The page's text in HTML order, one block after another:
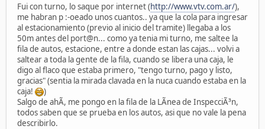
Fui con turno, lo saque por internet (http://www.vtv.com.ar/),
me habran p :-oeado unos cuantos.. ya que la cola para ingresar
al estacionamiento (previo al inicio del tramite) llegaba a los
50m antes del port@n... como ya tenia mi turno, me saltee la
fila de autos, estacione, entre a donde estan las cajas... volvi a
saltear a toda la gente de la fila, cuando se libera una caja, le
digo al flaco que estaba primero, "tengo turno, pago y listo,
gracias" (sentia la mirada clavada en la nuca cuando estaba en la
caja!
)
Salgo de ahÃ­, me pongo en la fila de la LÃ­nea de InspecciÃ³n,
todos saben que se prueba en los autos, asi que no vale la pena
describirlo.